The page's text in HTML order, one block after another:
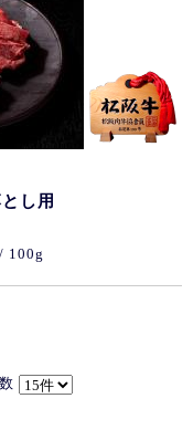
し用
/ 100g